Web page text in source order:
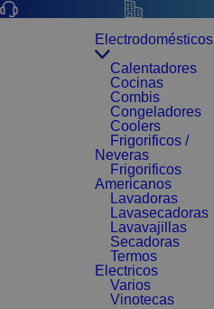
Electrodomésticos
Calentadores
Cocinas
Combis
Congeladores
Coolers
Frigorificos /
Neveras
Frigorificos
Americanos
Lavadoras
Lavasecadoras
Lavavajillas
Secadoras
Termos
Electricos
Varios
Vinotecas